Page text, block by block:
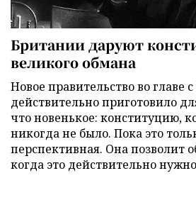
Британии даруют
великого обмана
Новое правительство во главе
действительно приготовило
что новенькое: конституцию,
никогда не было. Пока это
перспективная. Она позволит
когда это действительно